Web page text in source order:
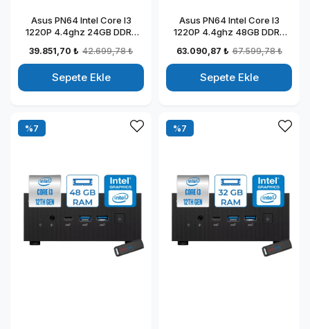
Asus PN64 Intel Core I3
1220P 4.4ghz 24GB DDR5
Graphics Windows 11 Pro
Kurumsal Mini Bilgisayar
BB3012MDP12
39.851,70 ₺ 42.699,78 ₺
Sepete Ekle
Asus PN64 Intel Core I3
1220P 4.4ghz 48GB DDR5
Graphics Freedos Kurumsal
Mini Bilgisayar BB3012MDF28
63.090,87 ₺ 67.599,78 ₺
Sepete Ekle
%7 %7